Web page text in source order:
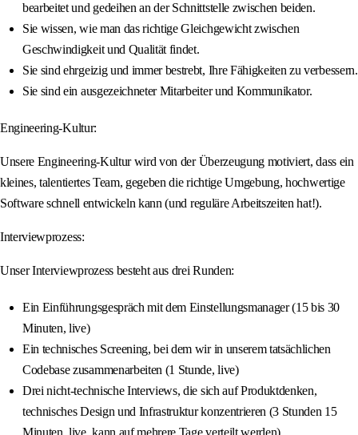
bearbeitet und gedeihen an der Schnittstelle zwischen beiden.
Sie wissen, wie man das richtige Gleichgewicht zwischen
Geschwindigkeit und Qualität findet.
Sie sind ehrgeizig und immer bestrebt, Ihre Fähigkeiten zu verbessern.
Sie sind ein ausgezeichneter Mitarbeiter und Kommunikator.
Engineering-Kultur:
Unsere Engineering-Kultur wird von der Überzeugung motiviert, dass ein
kleines, talentiertes Team, gegeben die richtige Umgebung, hochwertige
Software schnell entwickeln kann (und reguläre Arbeitszeiten hat!).
Interviewprozess:
Unser Interviewprozess besteht aus drei Runden:
Ein Einführungsgespräch mit dem Einstellungsmanager (15 bis 30
Minuten, live)
Ein technisches Screening, bei dem wir in unserem tatsächlichen
Codebase zusammenarbeiten (1 Stunde, live)
Drei nicht-technische Interviews, die sich auf Produktdenken,
technisches Design und Infrastruktur konzentrieren (3 Stunden 15